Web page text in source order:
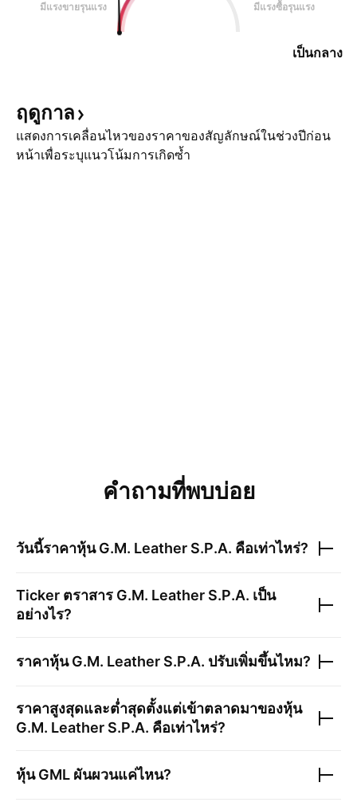
มีแรงขายรุนแรง มีแรงซื้อรุนแรง
เป็นกลาง
ฤดูกาล
แสดงการเคลื่อนไหวของราคาของสัญลักษณ์ในช่วงปีก่อน
หน้าเพื่อระบุแนวโน้มการเกิดซ้ำ
คำถามที่พบบ่อย
วันนี้ราคาหุ้นG.M. Leather S.P.A. คือเท่าไหร่?
Ticker ตราสาร G.M. Leather S.P.A. เป็น
อย่างไร?
ราคาหุ้นG.M. Leather S.P.A. ปรับเพิ่มขึ้นไหม?
ราคาสูงสุดและต่ำสุดตั้งแต่เข้าตลาดมาของหุ้น
G.M. Leather S.P.A. คือเท่าไหร่?
หุ้นGML ผันผวนแค่ไหน?